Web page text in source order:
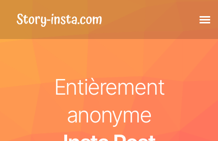
Moments forts
Publications
Entièrement
anonyme